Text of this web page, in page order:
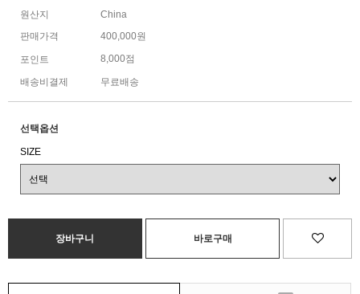
원산지
China
판매가격
400,000원
포인트 8,000점
배송비결제 무료배송
선택옵션
SIZE